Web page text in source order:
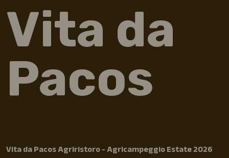
Vita da
Pacos
Vita da Pacos Agriristoro - Agricampeggio Estate 2026